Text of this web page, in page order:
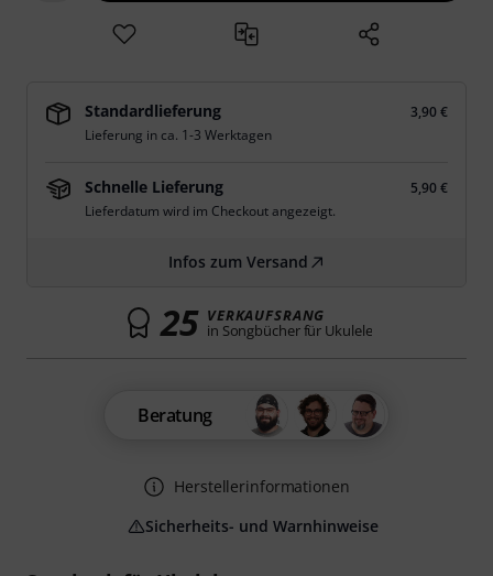
Standardlieferung
3,90 €
Lieferung in ca. 1-3 Werktagen
Schnelle Lieferung
5,90 €
Lieferdatum wird im Checkout angezeigt.
Infos zum Versand
25 VERKAUFSRANG
in Songbücher für Ukulele
Beratung
Herstellerinformationen
Sicherheits- und Warnhinweise